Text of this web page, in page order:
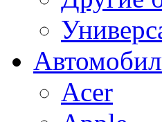
Acer